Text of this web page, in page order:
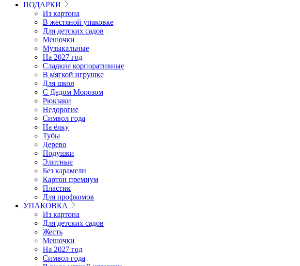
ПОДАРКИ
Из картона
В жестяной упаковке
Для детских садов
Мешочки
Музыкальные
На 2027 год
Сладкие корпоративные
В мягкой игрушке
Для школ
С Дедом Морозом
Рюкзаки
Недорогие
Символ года
На ёлку
Тубы
Дерево
Подушки
Элитные
Без карамели
Картон премиум
Пластик
Для профкомов
УПАКОВКА
Из картона
Для детских садов
Жесть
Мешочки
На 2027 год
Символ года